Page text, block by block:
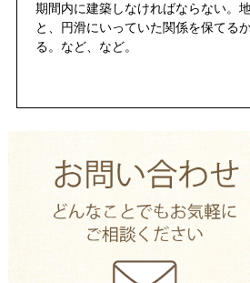
期間内に建築しなければならない。
と、円滑にいっていた関係を保てる
る。など、など。